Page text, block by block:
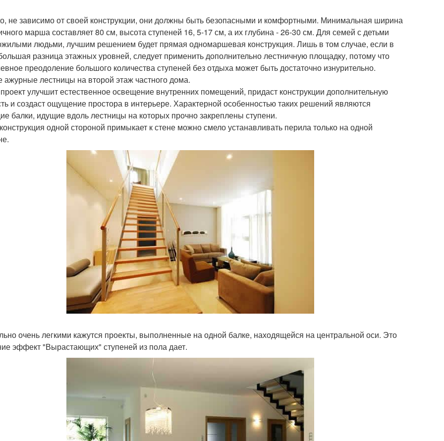
не зависимо от своей конструкции, они должны быть безопасными и комфортными. Минимальная ширина
марша составляет 80 см, высота ступеней 16, 5-17 см, а их глубина - 26-30 см. Для семей с детьми
людьми, лучшим решением будет прямая одномаршевая конструкция. Лишь в том случае, если в
разница этажных уровней, следует применить дополнительно лестничную площадку, потому что
преодоление большого количества ступеней без отдыха может быть достаточно изнурительно.
ажурные лестницы на второй этаж частного дома.
улучшит естественное освещение внутренних помещений, придаст конструкции дополнительную
и создаст ощущение простора в интерьере. Характерной особенностью таких решений являются
балки, идущие вдоль лестницы на которых прочно закреплены ступени.
одной стороной примыкает к стене можно смело устанавливать перила только на одной
очень легкими кажутся проекты, выполненные на одной балке, находящейся на центральной оси. Это
эффект "Вырастающих" ступеней из пола дает.